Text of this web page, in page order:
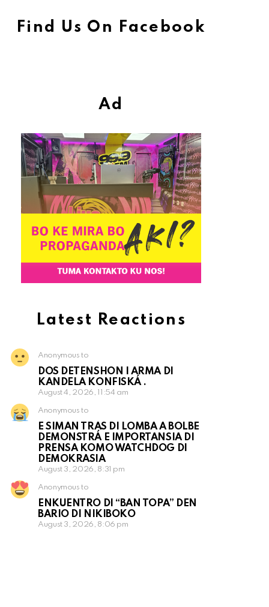
Find Us On Facebook
Ad
Latest Reactions
Anonymous to
DOS DETENSHON I ARMA DI
KANDELA KONFISKÁ .
August 4, 2026, 11:54 am
Anonymous to
E SIMAN TRAS DI LOMBA A BOLBE
DEMONSTRÁ E IMPORTANSIA DI
PRENSA KOMO WATCHDOG DI
DEMOKRASIA
August 3, 2026, 8:31 pm
Anonymous to
ENKUENTRO DI “BAN TOPA” DEN
BARIO DI NIKIBOKO
August 3, 2026, 8:06 pm